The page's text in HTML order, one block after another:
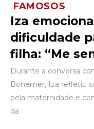
FAMOSOS
Iza
dificuldade
filha: “Me
Durante a conversa
Bonemer, Iza refletiu
pela maternidade e
da